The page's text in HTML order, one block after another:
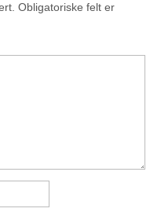
Obligatoriske felt er